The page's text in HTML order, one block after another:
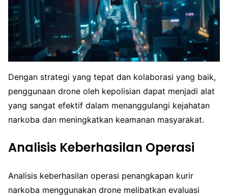
Dengan strategi yang tepat dan kolaborasi yang baik,
penggunaan drone oleh kepolisian dapat menjadi alat
yang sangat efektif dalam menanggulangi kejahatan
narkoba dan meningkatkan keamanan masyarakat.
Analisis Keberhasilan Operasi
Analisis keberhasilan operasi penangkapan kurir
narkoba menggunakan drone melibatkan evaluasi